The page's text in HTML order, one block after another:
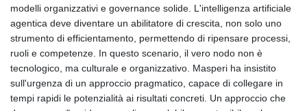
modelli organizzativi e governance solide. L'intelligenza artificiale
agentica deve diventare un abilitatore di crescita, non solo uno
strumento di efficientamento, permettendo di ripensare processi,
ruoli e competenze. In questo scenario, il vero nodo non è
tecnologico, ma culturale e organizzativo. Masperi ha insistito
sull'urgenza di un approccio pragmatico, capace di collegare in
tempi rapidi le potenzialità ai risultati concreti. Un approccio che